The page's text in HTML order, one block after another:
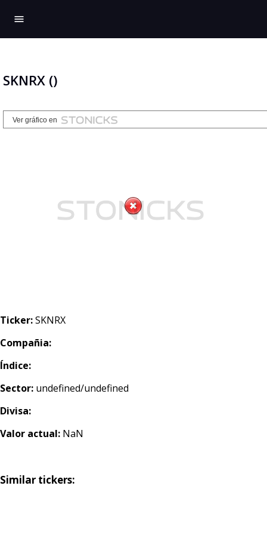
menu
SKNRX ()
Ticker:SKNRX
Compañia:
Índice:
Sector: undefined/undefined
Divisa:
Valor actual: NaN
Similar tickers: